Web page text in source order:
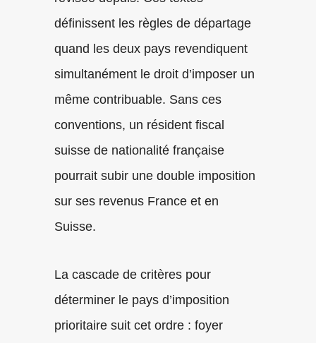
définissent les règles de départage
quand les deux pays revendiquent
simultanément le droit d’imposer un
même contribuable. Sans ces
conventions, un résident fiscal
suisse de nationalité française
pourrait subir une double imposition
sur ses revenus France et en
Suisse.
La cascade de critères pour
déterminer le pays d’imposition
prioritaire suit cet ordre : foyer